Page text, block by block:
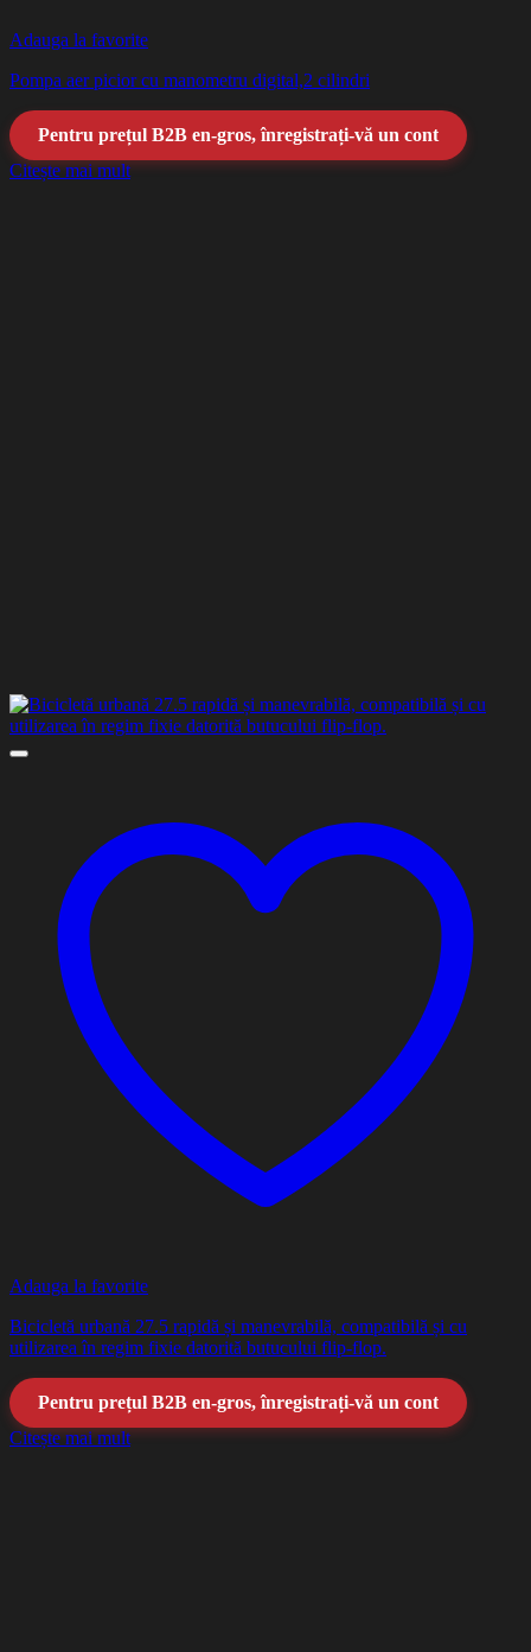
Adauga la favorite
Pompa aer picior cu manometru digital,2 cilindri
Pentru prețul B2B en-gros, înregistrați-vă un cont
Citește mai mult
Adauga la favorite
Bicicletă urbană 27.5 rapidă și manevrabilă, compatibilă și cu
utilizarea în regim fixie datorită butucului flip-flop.
Pentru prețul B2B en-gros, înregistrați-vă un cont
Citește mai mult